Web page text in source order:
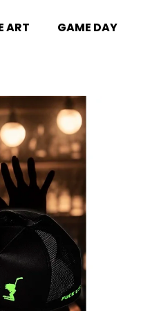
ART GAME DAY
Doporučujeme